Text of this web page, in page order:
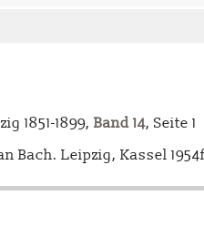
1851-1899, Band 14, Seite 1
Bach. Leipzig, Kassel